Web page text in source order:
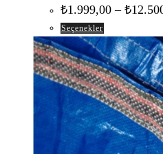
₺1.999,00 – ₺
Seçenekler
ürünün
birden
fazla
varyasyonu
var.
Seçenekler
ürün